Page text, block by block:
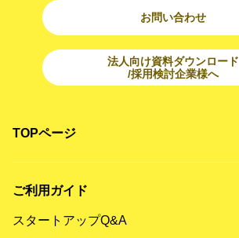
お問い合わせ
法人向け資料ダウンロード
/採用検討企業様へ
TOPページ
ご利用ガイド
スタートアップQ&A